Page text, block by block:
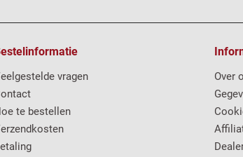
vragen
te bestellen
Over